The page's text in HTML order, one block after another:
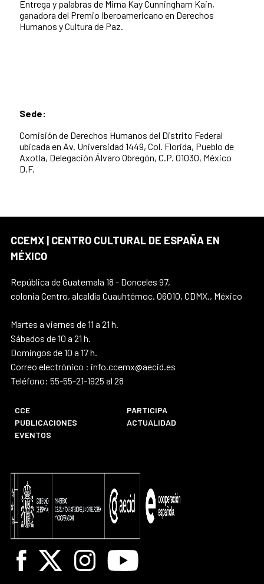
Entrega y palabras de Mirna Kay Cunningham Kain,
ganadora del Premio Iberoamericano en Derechos
Humanos y Cultura de Paz.
Sede:
Comisión de Derechos Humanos del Distrito Federal
ubicada en Av. Universidad 1449, Col. Florida, Pueblo de
Axotla, Delegación Álvaro Obregón, C.P. 01030, México
D.F.
CCEMX | CENTRO CULTURAL DE ESPAÑA EN
MÉXICO
República de Guatemala 18 - Donceles 97,
colonia Centro, alcaldía Cuauhtémoc, 06010, CDMX., México
Martes a viernes de 11 a 21 h.
Sábados de 10 a 21 h.
Domingos de 10 a 17 h.
Correo electrónico : info.ccemx@aecid.es
Teléfono: 55-55-21-1925 al 28
CCE
PARTICIPA
PUBLICACIONES
ACTUALIDAD
EVENTOS
Facebook
X InstagramYoutube